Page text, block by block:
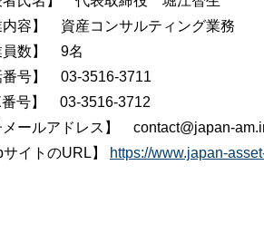
内容】 資産コンサルティング業務
員数】 9名
番号】 03-3516-3711
番号】 03-3516-3712
メールアドレス】 contact@japan-
サイトのURL】
https://www.japan-